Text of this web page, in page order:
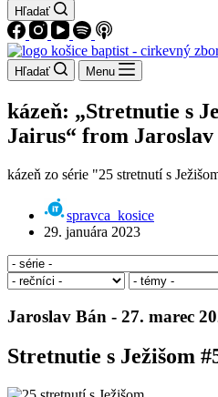
Hľadať
Hľadať Menu
kázeň: „Stretnutie s
Jairus“ from Jaroslav
kázeň zo série "25 stretnutí s
spravca_kosice
29. januára 2023
Jaroslav Bán - 27. marec
Stretnutie s Ježišom